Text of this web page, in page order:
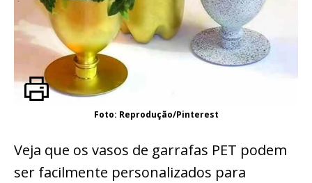
Foto: Reprodução/Pinterest
Veja que os vasos de garrafas PET podem
ser facilmente personalizados para